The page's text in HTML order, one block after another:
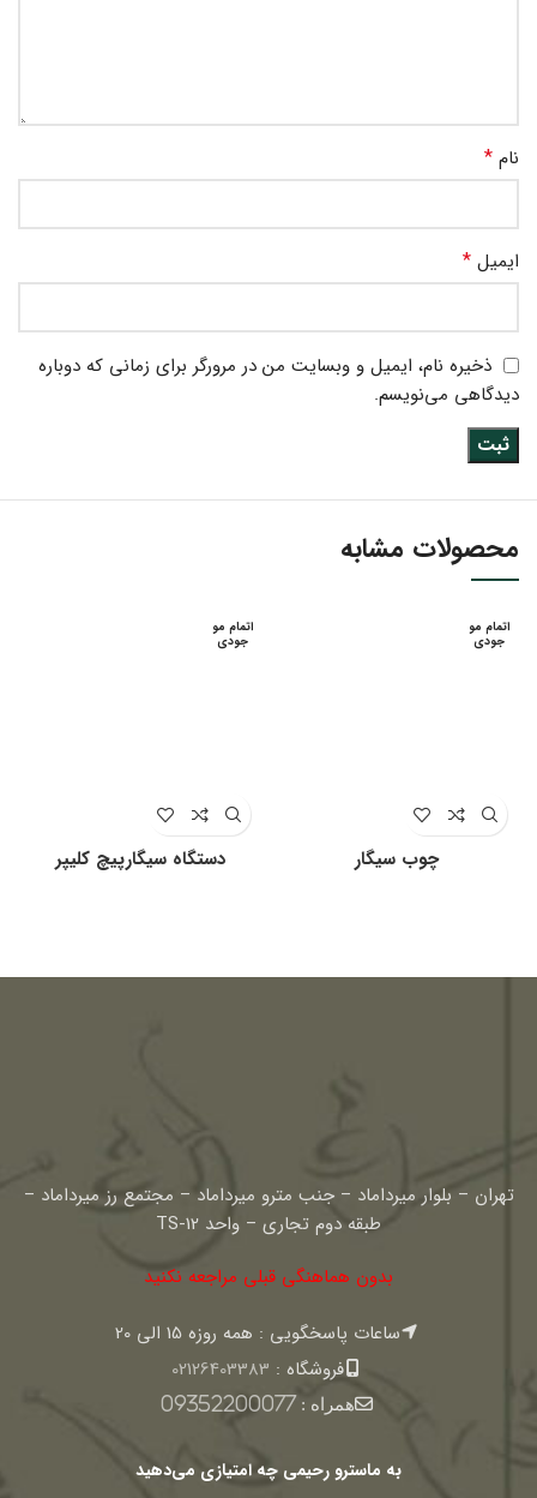
نام *
ایمیل *
ذخیره نام، ایمیل و وبسایت من در مرورگر برای زمانی که دوباره
دیدگاهی می‌نویسم.
محصولات مشابه
اتمام مو
جودی
چوب سیگار
اتمام مو
جودی
دستگاه سیگارپیچ کلیپر
تهران – بلوار میرداماد – جنب مترو میرداماد – مجتمع رز میرداماد –
طبقه دوم تجاری – واحد TS-12
بدون هماهنگی قبلی مراجعه نکنید
ساعات پاسخگویی : همه روزه 15 الی 20
فروشگاه : 02126403383
همراه :09352200077
به ماسترو رحیمی چه امتیازی می‌دهید